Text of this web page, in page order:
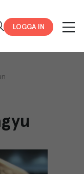
LOGGA IN